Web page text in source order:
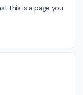
this is a page you